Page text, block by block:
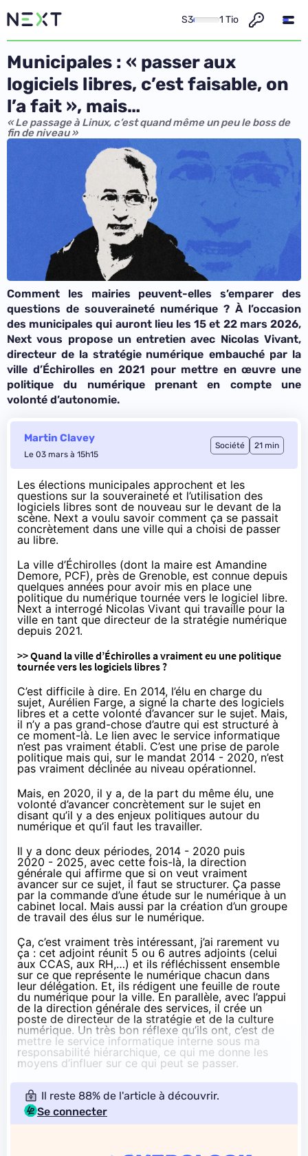
S3 1 Tio
Municipales : « passer aux
logiciels libres, c’est faisable, on
l’a fait », mais…
« Le passage à Linux, c’est quand même un peu le boss de
fin de niveau »
Comment les mairies peuvent-elles s’emparer des
questions de souveraineté numérique ? À l’occasion
des municipales qui auront lieu les 15 et 22 mars 2026,
Next vous propose un entretien avec Nicolas Vivant,
directeur de la stratégie numérique embauché par la
ville d’Échirolles en 2021 pour mettre en œuvre une
politique du numérique prenant en compte une
volonté d’autonomie.
Martin Clavey
Le 03 mars à 15h15
Société 21 min
Les élections municipales approchent et les
questions sur la souveraineté et l’utilisation des
logiciels libres sont de nouveau sur le devant de la
scène. Next a voulu savoir comment ça se passait
concrètement dans une ville qui a choisi de passer
au libre.
La ville d’Échirolles (dont la maire est Amandine
Demore, PCF), près de Grenoble, est connue depuis
quelques années pour avoir mis en place une
politique du numérique tournée vers le logiciel libre.
Next a interrogé Nicolas Vivant qui travaille pour la
ville en tant que directeur de la stratégie numérique
depuis 2021.
>> Quand la ville d’Échirolles a vraiment eu une politique
tournée vers les logiciels libres ?
C’est difficile à dire. En 2014, l’élu en charge du
sujet, Aurélien Farge, a signé la charte des logiciels
libres et a cette volonté d’avancer sur le sujet. Mais,
il n’y a pas grand-chose d’autre qui est structuré à
ce moment-là. Le lien avec le service informatique
n’est pas vraiment établi. C’est une prise de parole
politique mais qui, sur le mandat 2014 - 2020, n’est
pas vraiment déclinée au niveau opérationnel.
Mais, en 2020, il y a, de la part du même élu, une
volonté d’avancer concrètement sur le sujet en
disant qu’il y a des enjeux politiques autour du
numérique et qu’il faut les travailler.
Il y a donc deux périodes, 2014 - 2020 puis
2020 - 2025, avec cette fois-là, la direction
générale qui affirme que si on veut vraiment
avancer sur ce sujet, il faut se structurer. Ça passe
par la commande d’une étude sur le numérique à un
cabinet local. Mais aussi par la création d’un groupe
de travail des élus sur le numérique.
Ça, c’est vraiment très intéressant, j’ai rarement vu
ça : cet adjoint réunit 5 ou 6 autres adjoints (celui
aux CCAS, aux RH,…) et ils réfléchissent ensemble
sur ce que représente le numérique chacun dans
leur délégation. Et, ils rédigent une feuille de route
du numérique pour la ville. En parallèle, avec l’appui
de la direction générale des services, il crée un
poste de directeur de la stratégie et de la culture
numérique. Un très bon réflexe qu’ils ont, c’est de
mettre le service informatique interne sous ma
responsabilité hiérarchique, ce qui me donne les
moyens d’influer sur ce qui peut se passer.
Il reste 88% de l'article à découvrir.
Se connecter